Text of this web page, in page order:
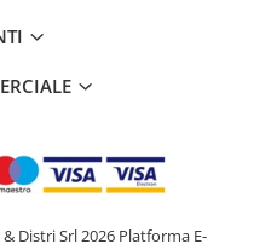
Distri Srl 2026 Platforma E-